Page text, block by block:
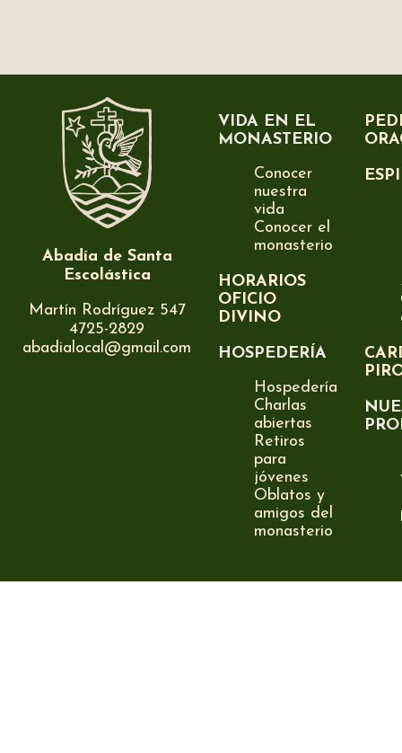
Abadía de Santa
Escolástica
Martín Rodríguez 547
4725-2829
abadialocal@gmail.com
VIDA EN EL
MONASTERIO
Conocer
nuestra
vida
Conocer el
monasterio
HORARIOS
OFICIO
DIVINO
HOSPEDERÍA
Hospedería
Charlas
abiertas
Retiros
para
jóvenes
Oblatos y
amigos del
monasterio